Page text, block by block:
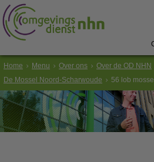
Home Menu Over ons Over de OD NHN
De Mossel Noord-Scharwoude
56 lob